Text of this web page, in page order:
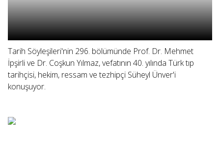
Tarih Söyleşileri'nin 296. bölümünde Prof. Dr. Mehmet
İpşirli ve Dr. Coşkun Yılmaz, vefatının 40. yılında Türk tıp
tarihçisi, hekim, ressam ve tezhipçi Süheyl Ünver'i
konuşuyor.